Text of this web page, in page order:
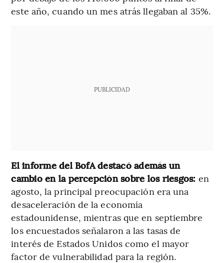
este año, cuando un mes atrás llegaban al 35%.
PUBLICIDAD
El informe del BofA destacó además un
cambio en la percepción sobre los riesgos: en
agosto, la principal preocupación era una
desaceleración de la economía
estadounidense, mientras que en septiembre
los encuestados señalaron a las tasas de
interés de Estados Unidos como el mayor
factor de vulnerabilidad para la región.